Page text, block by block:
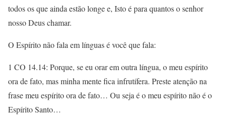
todos os que ainda estão longe e, Isto é para quantos o senhor
nosso Deus chamar.
O Espírito não fala em línguas é você que fala:
1 CO 14.14: Porque, se eu orar em outra língua, o meu espírito
ora de fato, mas minha mente fica infrutífera. Preste atenção na
frase meu espírito ora de fato… Ou seja é o meu espírito não é o
Espírito Santo…